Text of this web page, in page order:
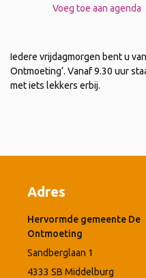
Voeg toe aan agenda
Iedere vrijdagmorgen bent u
Ontmoeting’. Vanaf 9.30 uur
met iets lekkers erbij.
Adres
Hervormde gemeente De
Ontmoeting
Sandberglaan 1
4333 SB Middelburg